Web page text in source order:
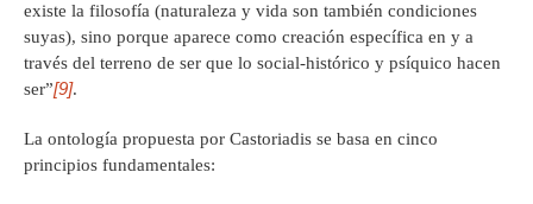
existe la filosofía (naturaleza y vida son también condiciones
suyas), sino porque aparece como creación específica en y a
través del terreno de ser que lo social-histórico y psíquico hacen
ser”[9].
La ontología propuesta por Castoriadis se basa en cinco
principios fundamentales: